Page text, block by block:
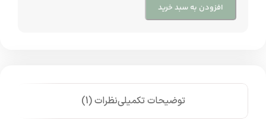
افزودن به سبد خرید
توضیحات تکمیلینظرات (1)